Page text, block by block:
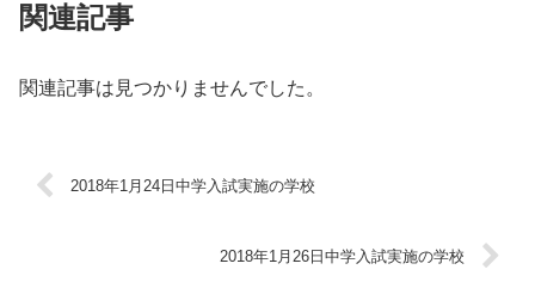
関連記事
関連記事は見つかりませんでした。
2018年1月24日中学入試実施の学校
2018年1月26日中学入試実施の学校